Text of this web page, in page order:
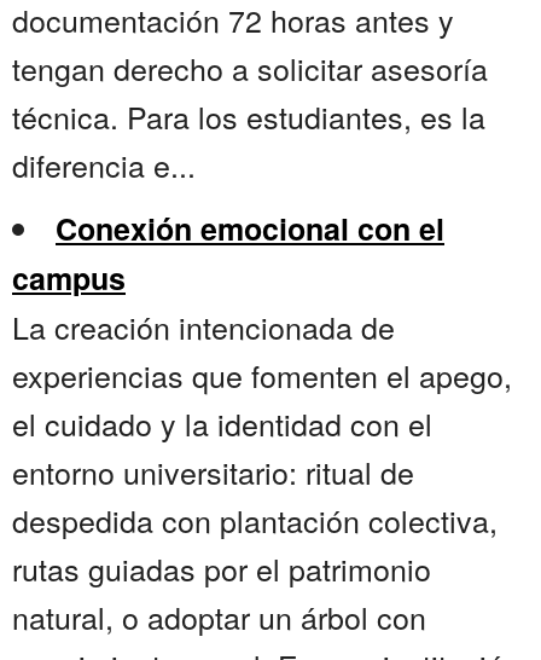
documentación 72 horas antes y
tengan derecho a solicitar asesoría
técnica. Para los estudiantes, es la
diferencia e...
Conexión emocional con el
campus
La creación intencionada de
experiencias que fomenten el apego,
el cuidado y la identidad con el
entorno universitario: ritual de
despedida con plantación colectiva,
rutas guiadas por el patrimonio
natural, o adoptar un árbol con